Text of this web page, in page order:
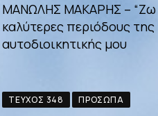
ΜΑΝΩΛΗΣ ΜΑΚΑΡΗΣ – “Ζω
καλύτερες περιόδους της
αυτοδιοικητικής μου
ΤΕΎΧΟΣ 348 ΠΡΌΣΩΠΑ